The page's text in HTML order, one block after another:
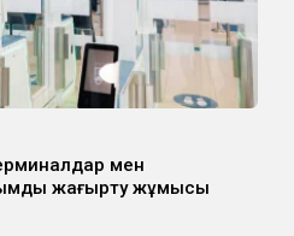
мен
жаңғырту жұмысы